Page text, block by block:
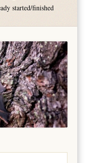
started/finished